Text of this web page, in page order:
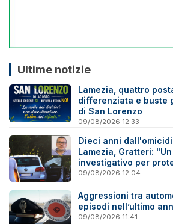
Ultime notizie
Lamezia, quattro
differenziata e buste
di San Lorenzo
09/08/2026 12:33
Dieci anni
Lamezia, Gratteri:
investigativo per
onesta"
09/08/2026 12:04
Aggressioni tra
episodi nell’ultimo
09/08/2026 11:41